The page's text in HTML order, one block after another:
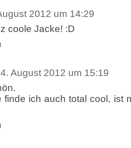
2012 um 14:29
coole Jacke! :D
4. August 2012 um 15:19
finde ich auch total cool, ist